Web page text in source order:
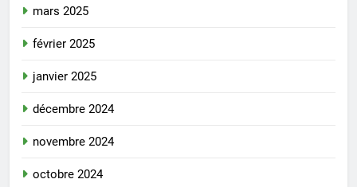
mars 2025
février 2025
janvier 2025
décembre 2024
novembre 2024
octobre 2024